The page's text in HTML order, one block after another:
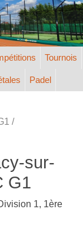
Tournois
Padel
/
sur-
G1
1, 1ère